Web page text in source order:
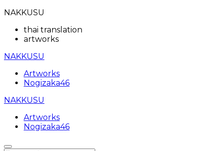
NAKKUSU
thai translation
artworks
NAKKUSU
Artworks
Nogizaka46
NAKKUSU
Artworks
Nogizaka46